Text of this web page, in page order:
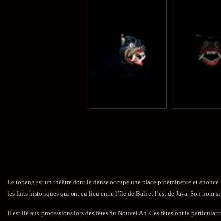
Le topeng est un théâtre dont la danse occupe une place proéminente et
les faits historiques qui ont eu lieu entre l’île de Bali et l’est de Java. Son
Il est lié aux processions lors des fêtes du Nouvel An. Ces fêtes ont la